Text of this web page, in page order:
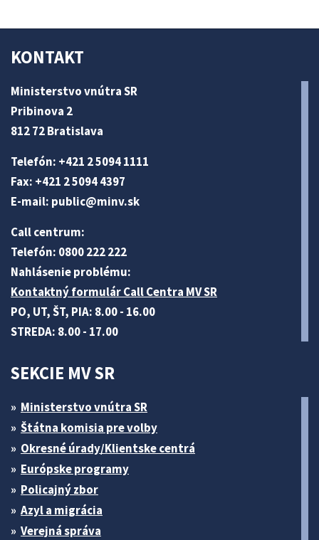
KONTAKT
Ministerstvo vnútra SR
Pribinova 2
812 72 Bratislava
Telefón: +421 2 5094 1111
Fax: +421 2 5094 4397
E-mail: public@minv.sk
Call centrum:
Telefón: 0800 222 222
Nahlásenie problému:
Kontaktný formulár Call Centra MV SR
PO, UT, ŠT, PIA: 8.00 - 16.00
STREDA: 8.00 - 17.00
SEKCIE MV SR
Ministerstvo vnútra SR
Štátna komisia pre volby
Okresné úrady/Klientske centrá
Európske programy
Policajný zbor
Azyl a migrácia
Verejná správa